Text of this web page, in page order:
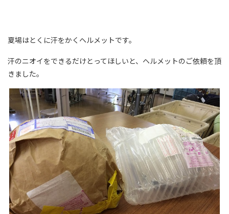
夏場はとくに汗をかくヘルメットです。
汗のニオイをできるだけとってほしいと、ヘルメットのご依頼を頂
きました。